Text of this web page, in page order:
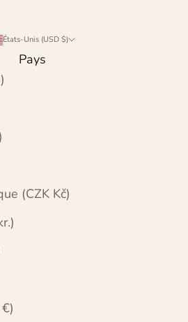
États-Unis (USD $)
Pays
$)
République tchèque (CZK Kč)
(DKK kr.)
Allemagne (EUR €)